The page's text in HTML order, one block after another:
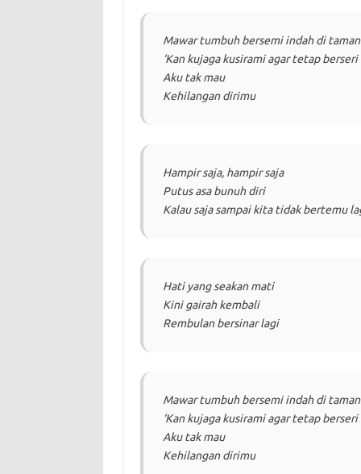
Mawar tumbuh bersemi indah di
‘Kan kujaga kusirami agar tetap berseri
Aku tak mau
Kehilangan dirimu
Hampir saja, hampir saja
Putus asa bunuh diri
Kalau saja sampai kita tidak bertemu
Hati yang seakan mati
Kini gairah kembali
Rembulan bersinar lagi
Mawar tumbuh bersemi indah di
‘Kan kujaga kusirami agar tetap berseri
Aku tak mau
Kehilangan dirimu